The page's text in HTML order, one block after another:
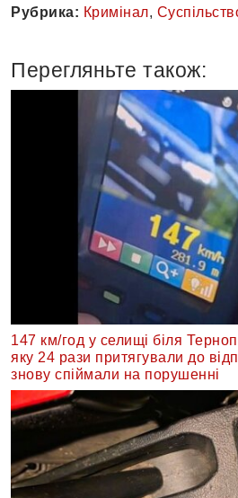
Рубрика: Кримінал,
Перегляньте також:
147 км/год у селищі біля
яку 24 рази притягували до
знову спіймали на порушенні